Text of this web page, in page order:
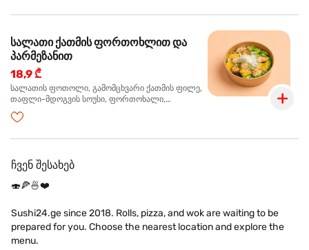
სალათი ქათმის ფორთოხლით და
პარმეზანით
18,9 ₾
სალათის ფოთოლი, გამომცხვარი ქათმის ფილე,
თაფლი-მდოგვის სოუსი, ფორთოხალი,
პარმეზანი, ტუფელის ზეთი
ჩვენ შესახებ
🍣🍕🍜❤️
Sushi24.ge since 2018. Rolls, pizza, and wok are waiting to be
prepared for you. Choose the nearest location and explore the
menu.